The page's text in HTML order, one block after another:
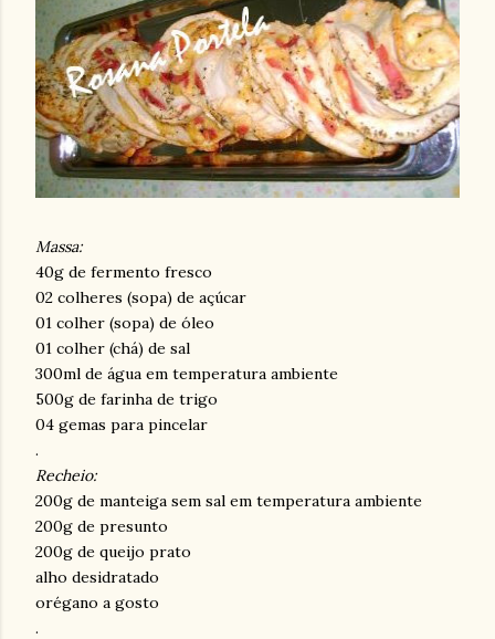
Massa:
40g de fermento fresco
02 colheres (sopa) de açúcar
01 colher (sopa) de óleo
01 colher (chá) de sal
300ml de água em temperatura ambiente
500g de farinha de trigo
04 gemas para pincelar
.
Recheio:
200g de manteiga sem sal em temperatura ambiente
200g de presunto
200g de queijo prato
alho desidratado
orégano a gosto
.